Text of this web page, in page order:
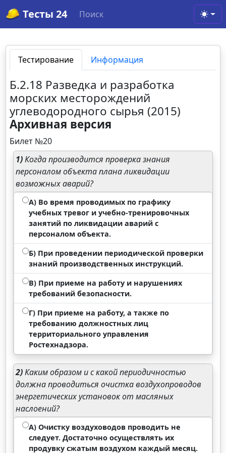
Тесты 24 Поиск
Тестирование Информация
Б.2.18 Разведка и разработка
морских месторождений
углеводородного сырья (2015)
Архивная версия
Билет №20
1)Когда производится проверка знания
персоналом объекта плана ликвидации
возможных аварий?
А) Во время проводимых по графику
учебных тревог и учебно-тренировочных
занятий по ликвидации аварий с
персоналом объекта.
Б) При проведении периодической проверки
знаний производственных инструкций.
В) При приеме на работу и нарушениях
требований безопасности.
Г) При приеме на работу, а также по
требованию должностных лиц
территориального управления
Ростехнадзора.
2)Каким образом и с какой периодичностью
должна проводиться очистка воздухопроводов
энергетических установок от масляных
наслоений?
А) Очистку воздуховодов проводить не
следует. Достаточно осуществлять их
продувку сжатым воздухом каждый месяц.